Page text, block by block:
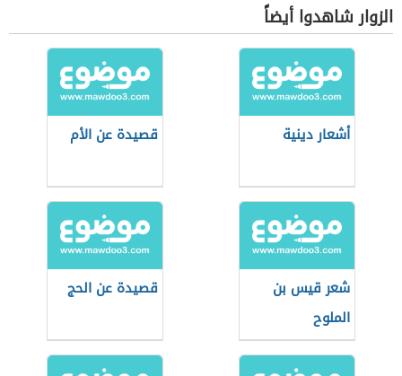
الزوار شاهدوا أيضاً
أشعار دينية قصيدة عن الأم
شعر قيس بن
الملوح
قصيدة عن الحج